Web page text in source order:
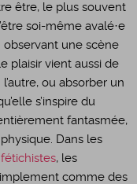
être, le plus souvent
soi-même avalé·e
observant une scène
plaisir vient aussi de
ou absorber un
s’inspire du
fantasmée,
Dans les
, les
comme des